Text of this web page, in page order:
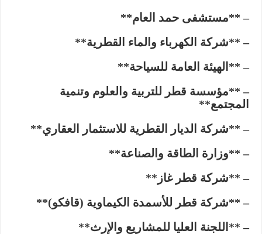
– **مستشفى حمد العام**
– **شركة الكهرباء والماء القطرية**
– **الهيئة العامة للسياحة**
– **مؤسسة قطر للتربية والعلوم وتنمية
المجتمع**
– **شركة الديار القطرية للاستثمار العقاري**
– **وزارة الطاقة والصناعة**
– **شركة قطر غاز**
– **شركة قطر للأسمدة الكيماوية (قافكو)**
– **اللجنة العليا للمشاريع والإرث**